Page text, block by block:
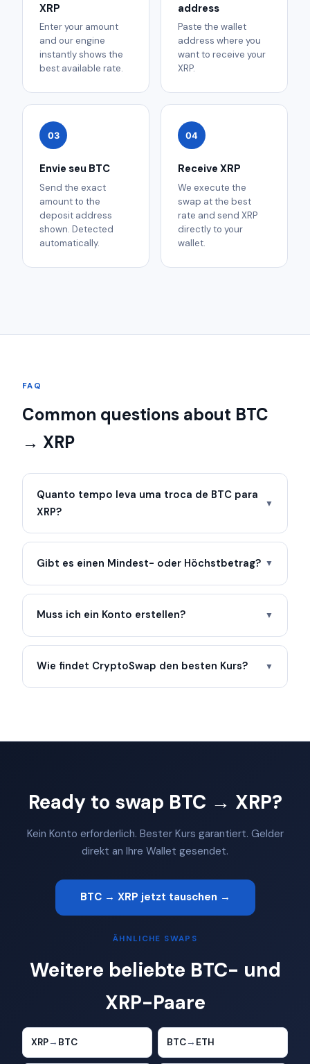
XRP
Enter your amount
and our engine
instantly shows the
best available rate.
address
Paste the wallet
address where you
want to receive your
XRP.
03
Envie seu BTC
Send the exact
amount to the
deposit address
shown. Detected
automatically.
04
Receive XRP
We execute the
swap at the best
rate and send XRP
directly to your
wallet.
FAQ
Common questions about BTC
→ XRP
Quanto tempo leva uma troca de BTC para
XRP?
▼
Gibt es einen Mindest- oder Höchstbetrag? ▼
Muss ich ein Konto erstellen? ▼
Wie findet CryptoSwap den besten Kurs? ▼
Ready to swap BTC → XRP?
Kein Konto erforderlich. Bester Kurs garantiert. Gelder
direkt an Ihre Wallet gesendet.
BTC → XRP jetzt tauschen →
ÄHNLICHE SWAPS
Weitere beliebte BTC- und
XRP-Paare
XRP→ BTC BTC→ ETH